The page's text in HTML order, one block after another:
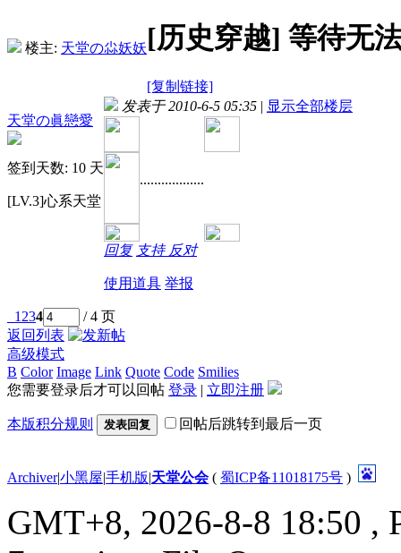
楼主: 天堂の尛妖妖[历史穿越] 等待无
[复制链接]
天堂の眞戀愛
签到天数: 10 天
[LV.3]心系天堂
发表于 2010-6-5 05:35 | 显示全部楼层
..................
回复 支持 反对
使用道具 举报
1 234
/ 4 页
返回列表
高级模式
B Color Image Link Quote Code Smilies
您需要登录后才可以回帖 登录 | 立即注册
本版积分规则 发表回复 回帖后跳转到最后一页
Archiver|小黑屋|手机版|天堂公会( 蜀ICP备11018175号 )
GMT+8, 2026-8-8 18:50 ,